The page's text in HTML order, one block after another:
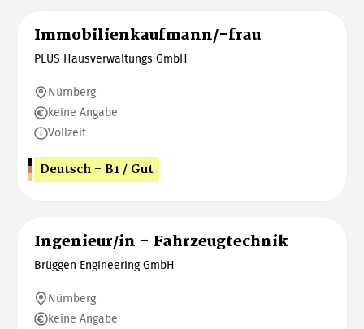
Immobilienkaufmann/-frau
PLUS Hausverwaltungs GmbH
Nürnberg
keine Angabe
Vollzeit
Deutsch - B1 / Gut
Ingenieur/in - Fahrzeugtechnik
Brüggen Engineering GmbH
Nürnberg
keine Angabe